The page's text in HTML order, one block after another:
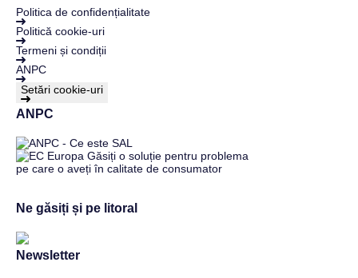
Politica de confidențialitate
Politică cookie-uri
Termeni și condiții
ANPC
Setări cookie-uri
ANPC
Ne găsiți și pe litoral
Newsletter